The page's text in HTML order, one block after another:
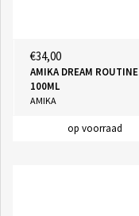
€34,00
AMIKA DREAM
100ML
AMIKA
op voorraad